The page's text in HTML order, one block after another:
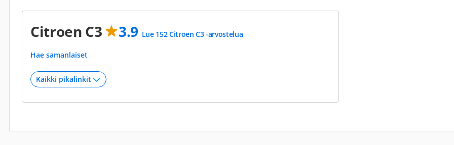
Citroen C3 3.9 Lue 152 Citroen C3 -arvostelua
Hae samanlaiset